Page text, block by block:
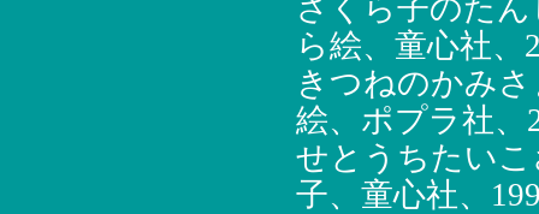
さくら子のた
ら絵、童心社、
きつねのかみ
絵、ポプラ社、
せとうちたい
子、童心社、